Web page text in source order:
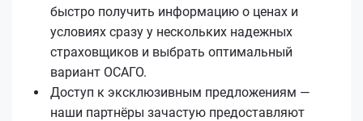
быстро получить информацию о ценах и
условиях сразу у нескольких надежных
страховщиков и выбрать оптимальный
вариант ОСАГО.
Доступ к эксклюзивным предложениям —
наши партнёры зачастую предоставляют